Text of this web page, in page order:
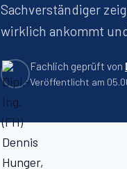
Sachverständiger
wirklich ankommt
Fachlich geprüft von
Veröffentlicht am